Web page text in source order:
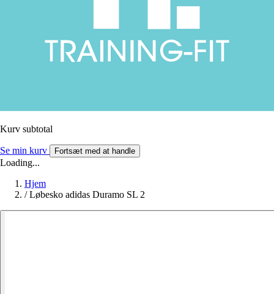
Kurv subtotal
Se min kurv Fortsæt med at handle
Loading...
Hjem
/ Løbesko adidas Duramo SL 2